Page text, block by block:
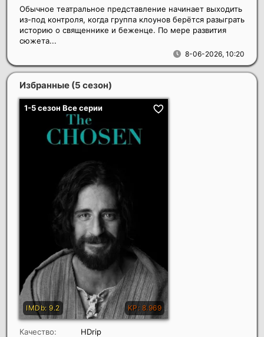
8-06-2026, 10:20
Обычное театральное представление начинает выходить
из-под контроля, когда группа клоунов берётся разыграть
историю о священнике и беженце. По мере развития
сюжета...
Избранные (5 сезон)
Качество:
HDrip